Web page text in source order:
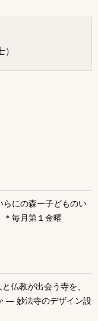
にの森ー子どものい
毎月第１金曜
仏教が出会う寺を、
― 妙法寺のデザイン設